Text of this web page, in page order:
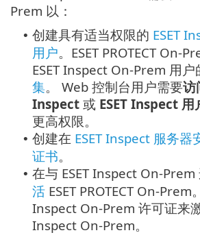
Prem 以：
• 创建具有适当权限的 ESET
用户。ESET PROTECT On-
ESET Inspect On-Prem 用户
集。 Web 控制台用户需要访
Inspect 或 ESET Inspect 用
更高权限。
• 创建在 ESET Inspect 服务器
证书。
• 在与 ESET Inspect On-
活 ESET PROTECT On-Prem
Inspect On-Prem 许可证来
Inspect On-Prem。